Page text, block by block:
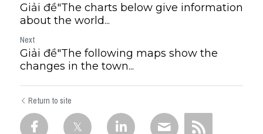
Giải đề"The charts below give information
about the world...
Next
Giải đề"The following maps show the
changes in the town...
Return to site